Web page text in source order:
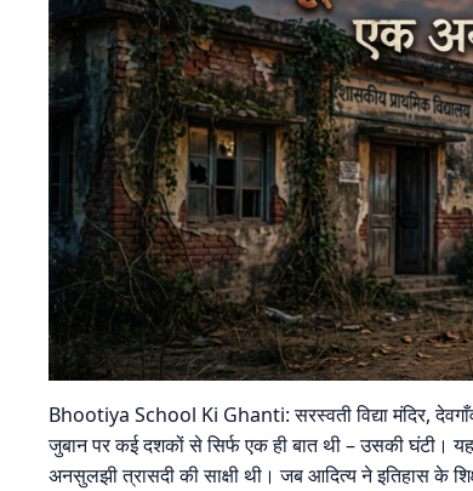
Bhootiya School Ki Ghanti: सरस्वती विद्या मंदिर,
जुबान पर कई दशकों से सिर्फ एक ही बात थी – उसकी घंटी।
अनसुलझी त्रासदी की साक्षी थी। जब आदित्य ने इतिहास के